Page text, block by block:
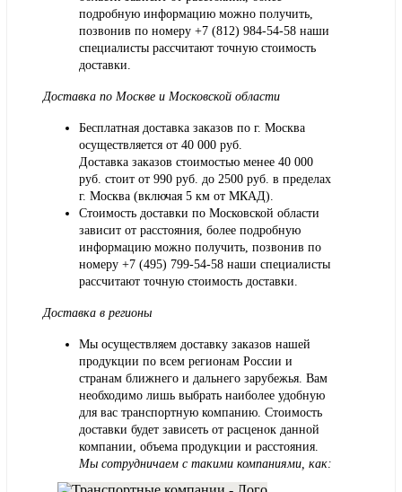
подробную информацию можно получить,
позвонив по номеру +7 (812) 984-54-58 наши
специалисты рассчитают точную стоимость
доставки.
Доставка по Москве и Московской области
Бесплатная доставка заказов по г. Москва
осуществляется от 40 000 руб.
Доставка заказов стоимостью менее 40 000
руб. стоит от 990 руб. до 2500 руб. в пределах
г. Москва (включая 5 км от МКАД).
Стоимость доставки по Московской области
зависит от расстояния, более подробную
информацию можно получить, позвонив по
номеру +7 (495) 799-54-58 наши специалисты
рассчитают точную стоимость доставки.
Доставка в регионы
Мы осуществляем доставку заказов нашей
продукции по всем регионам России и
странам ближнего и дальнего зарубежья. Вам
необходимо лишь выбрать наиболее удобную
для вас транспортную компанию. Стоимость
доставки будет зависеть от расценок данной
компании, объема продукции и расстояния.
Мы сотрудничаем с такими компаниями, как: